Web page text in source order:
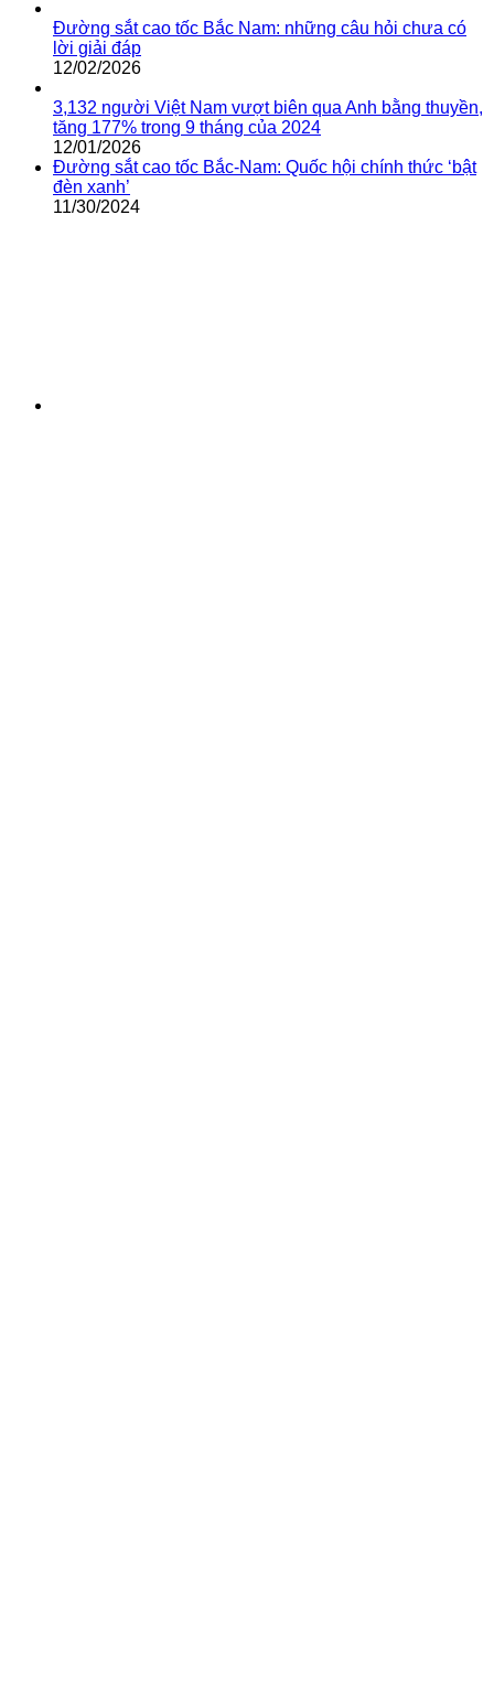
Đường sắt cao tốc Bắc Nam: những câu hỏi chưa có
lời giải đáp
12/02/2026
3,132 người Việt Nam vượt biên qua Anh bằng thuyền,
tăng 177% trong 9 tháng của 2024
12/01/2026
Đường sắt cao tốc Bắc-Nam: Quốc hội chính thức ‘bật
đèn xanh’
11/30/2024